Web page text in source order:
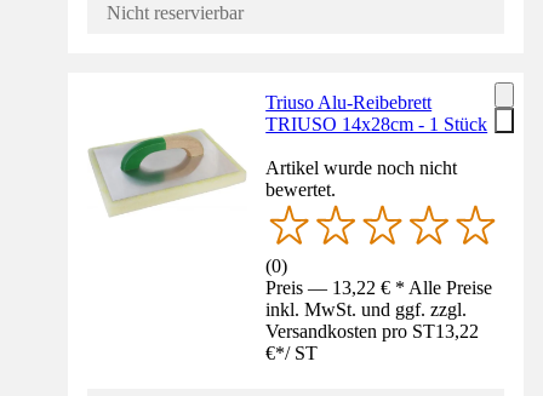
Nicht reservierbar
Triuso Alu-Reibebrett
TRIUSO 14x28cm - 1 Stück
Artikel wurde noch nicht
bewertet.
(0)
Preis — 13,22 € * Alle Preise
inkl. MwSt. und ggf. zzgl.
Versandkosten pro ST13,22
€*/ ST